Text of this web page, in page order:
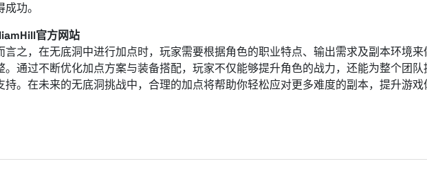
成功。
官方网站
言之，在无底洞中进行加点时，玩家需要根据角色的职业特点、输出需求及副本环境来
。通过不断优化加点方案与装备搭配，玩家不仅能够提升角色的战力，还能为整个团队
持。在未来的无底洞挑战中，合理的加点将帮助你轻松应对更多难度的副本，提升游戏